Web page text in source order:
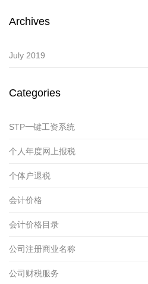
Archives
July 2019
Categories
STP一键工资系统
个人年度网上报税
个体户退税
会计价格
会计价格目录
公司注册商业名称
公司财税服务